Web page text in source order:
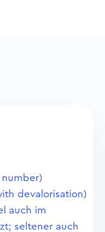
number)
devalorisation)
auch im
seltener auch